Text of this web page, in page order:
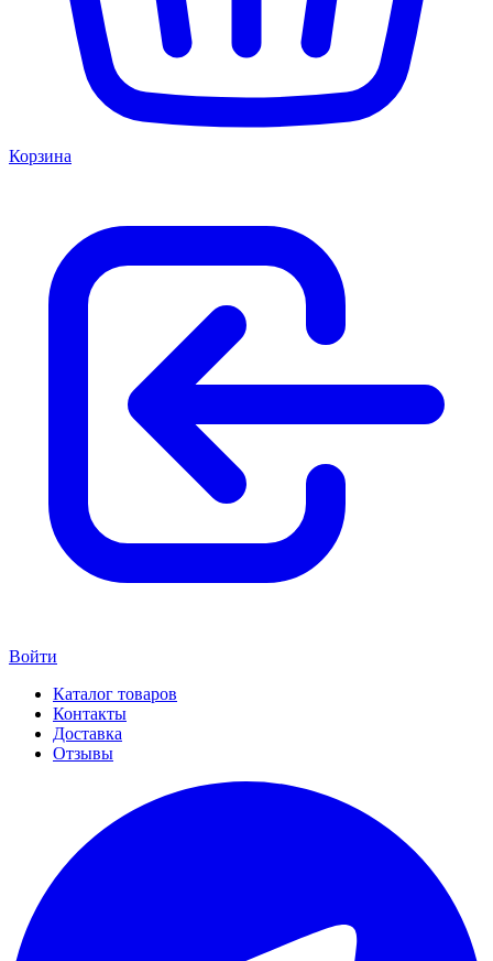
Корзина
Войти
Каталог товаров
Контакты
Доставка
Отзывы